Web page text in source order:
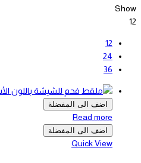
Show
12
12
24
36
اضف الى المفضلة
Read more
اضف الى المفضلة
Quick View